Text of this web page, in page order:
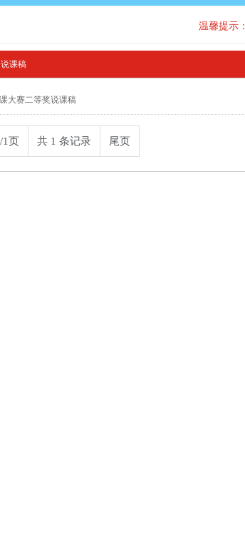
温馨提示：
课稿
大赛二等奖说课稿
1页 共 1 条记录 尾页